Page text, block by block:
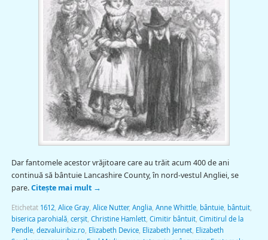
Dar fantomele acestor vrăjitoare care au trăit acum 400 de ani
continuă să bântuie Lancashire County, în nord-vestul Angliei, se
pare.Citește mai mult →
Etichetat 1612, Alice Gray, Alice Nutter, Anglia, Anne Whittle, bântuie, bântuit,
biserica parohială, cerșit, Christine Hamlett, Cimitir bântuit, Cimitirul de la
Pendle, dezvaluiribiz.ro, Elizabeth Device, Elizabeth Jennet, Elizabeth